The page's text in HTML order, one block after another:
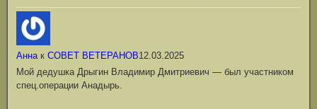
Аннак СОВЕТ ВЕТЕРАНОВ12.03.2025
Мой дедушка Дрыгин Владимир Дмитриевич — был участником
спец.операции Анадырь.